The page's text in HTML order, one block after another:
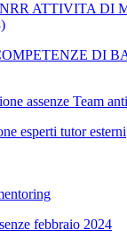
ATTIVITA DI
DI
assenze Team
esperti tutor esterni
febbraio 2024